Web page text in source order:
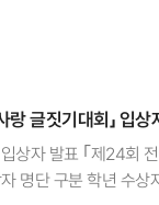
프라 현황］ □ (철
□ (철도 인프라 투
원국 평균이 연평
하는 비율은
0.01%p 감소할 때
글짓기대회」 입상
입상자 발표 ｢제24
단 구분 학년 수상